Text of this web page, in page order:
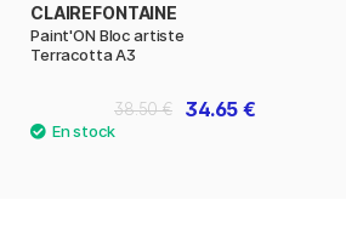
CLAIREFONTAINE
Paint'ON Bloc artiste
Terracotta A3
34.65 €
38.50 €